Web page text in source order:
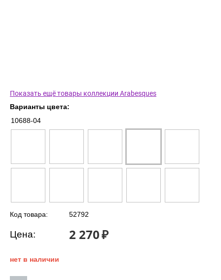
Показать ещё товары коллекции Arabesques
Варианты цвета:
10688-04
Код товара: 52792
Цена: 2 270₽
нет в наличии